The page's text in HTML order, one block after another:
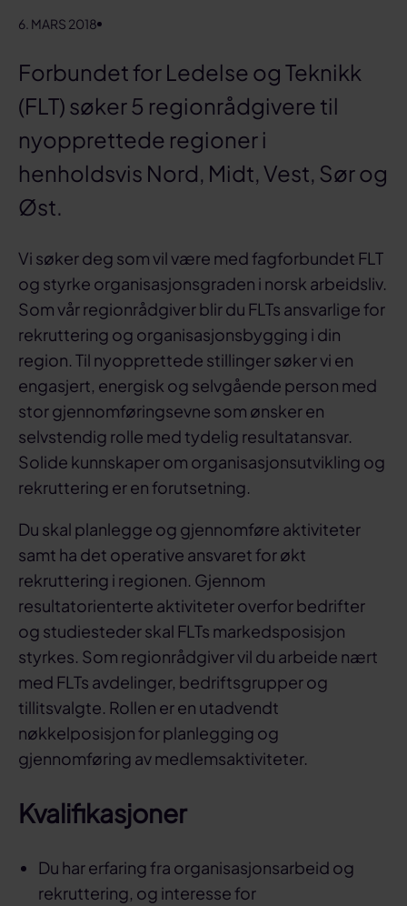
6. MARS 2018
Forbundet for Ledelse og Teknikk
(FLT) søker 5 regionrådgivere til
nyopprettede regioner i
henholdsvis Nord, Midt, Vest, Sør og
Øst.
Vi søker deg som vil være med fagforbundet FLT
og styrke organisasjonsgraden i norsk arbeidsliv.
Som vår regionrådgiver blir du FLTs ansvarlige for
rekruttering og organisasjonsbygging i din
region. Til nyopprettede stillinger søker vi en
engasjert, energisk og selvgående person med
stor gjennomføringsevne som ønsker en
selvstendig rolle med tydelig resultatansvar.
Solide kunnskaper om organisasjonsutvikling og
rekruttering er en forutsetning.
Du skal planlegge og gjennomføre aktiviteter
samt ha det operative ansvaret for økt
rekruttering i regionen. Gjennom
resultatorienterte aktiviteter overfor bedrifter
og studiesteder skal FLTs markedsposisjon
styrkes. Som regionrådgiver vil du arbeide nært
med FLTs avdelinger, bedriftsgrupper og
tillitsvalgte. Rollen er en utadvendt
nøkkelposisjon for planlegging og
gjennomføring av medlemsaktiviteter.
Kvalifikasjoner
Du har erfaring fra organisasjonsarbeid og
rekruttering, og interesse for